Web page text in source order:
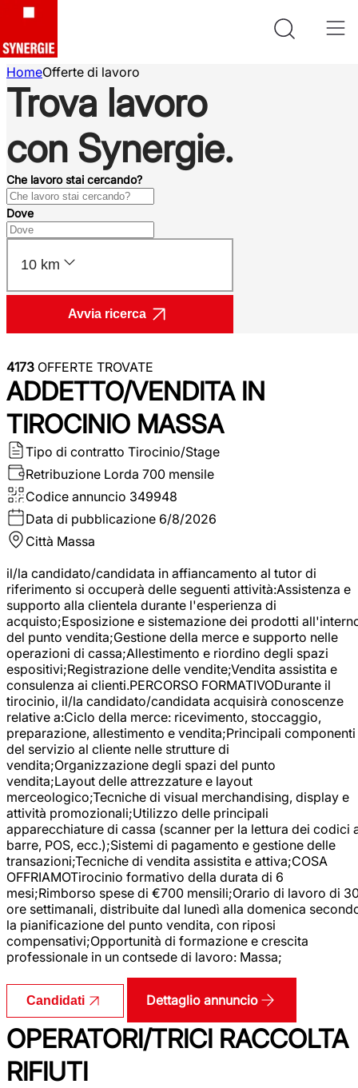
HomeOfferte di lavoro
Trova lavoro
con Synergie.
Che lavoro stai cercando?
Dove
10 km
Avvia ricerca
4173 OFFERTE TROVATE
ADDETTO/VENDITA IN
TIROCINIO MASSA
Tipo di contratto Tirocinio/Stage
Retribuzione Lorda 700 mensile
Codice annuncio 349948
Data di pubblicazione 6/8/2026
Città Massa
il/la candidato/candidata in affiancamento al tutor di
riferimento si occuperà delle seguenti attività:Assistenza e
supporto alla clientela durante l'esperienza di
acquisto;Esposizione e sistemazione dei prodotti
del punto vendita;Gestione della merce e supporto nelle
operazioni di cassa;Allestimento e riordino degli spazi
espositivi;Registrazione delle vendite;Vendita assistita e
consulenza ai clienti.PERCORSO FORMATIVODurante il
tirocinio, il/la candidato/candidata acquisirà conoscenze
relative a:Ciclo della merce: ricevimento, stoccaggio,
preparazione, allestimento e vendita;Principali componenti
del servizio al cliente nelle strutture di
vendita;Organizzazione degli spazi del punto
vendita;Layout delle attrezzature e layout
merceologico;Tecniche di visual merchandising, display e
attività promozionali;Utilizzo delle principali
apparecchiature di cassa (scanner per la lettura dei codici
barre, POS, ecc.);Sistemi di pagamento e gestione delle
transazioni;Tecniche di vendita assistita e attiva;COSA
OFFRIAMOTirocinio formativo della durata di 6
mesi;Rimborso spese di €700 mensili;Orario di lavoro di
ore settimanali, distribuite dal lunedì alla domenica
la pianificazione del punto vendita, con riposi
compensativi;Opportunità di formazione e crescita
professionale in un contsede di lavoro: Massa;
Candidati Dettaglio annuncio
OPERATORI/TRICI RACCOLTA
RIFIUTI